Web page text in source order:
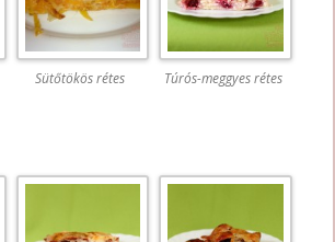
Sütőtökös rétes Túrós-meggyes rétes